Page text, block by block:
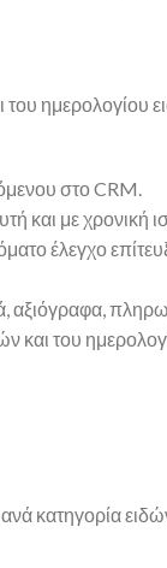
ημερολογίου
στο CRM.
και με χρονική
έλεγχο
αξιόγραφα,
και του
κατηγορία